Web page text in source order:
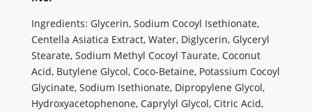
Ingredients: Glycerin, Sodium Cocoyl Isethionate,
Centella Asiatica Extract, Water, Diglycerin, Glyceryl
Stearate, Sodium Methyl Cocoyl Taurate, Coconut
Acid, Butylene Glycol, Coco-Betaine, Potassium Cocoyl
Glycinate, Sodium Isethionate, Dipropylene Glycol,
Hydroxyacetophenone, Caprylyl Glycol, Citric Acid,